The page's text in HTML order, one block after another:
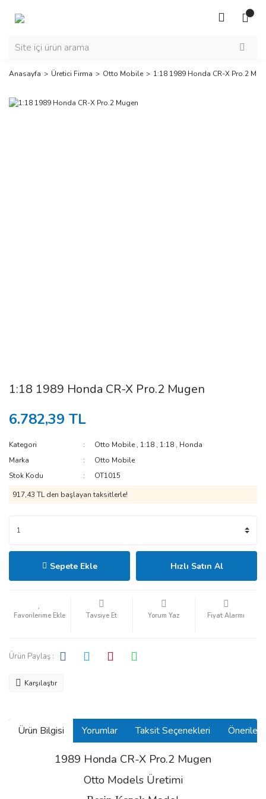
Anasayfa Üretici Firma Otto Mobile 1:18 1989 Honda CR-X Pro.2
1:18 1989 Honda CR-X Pro.2 Mugen
6.782,39 TL
Kategori Otto Mobile , 1:18 , 1:18 , Honda
Marka
Otto Mobile
Stok Kodu
OT1015
917,43 TL den başlayan taksitlerle!
Sepete Ekle Hızlı Satın Al
Tavsiye Et Yorum Yaz Fiyat Alarmı
Ürün Paylaş :
Karşılaştır
Ürün Bilgisi Yorumlar Taksit Seçenekleri
1989 Honda CR-X Pro.2 Mugen
Otto Models Üretimi